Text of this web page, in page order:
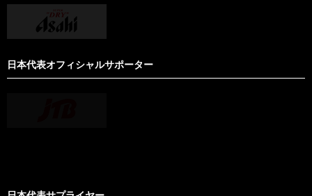
日本代表オフィシャルサポーター